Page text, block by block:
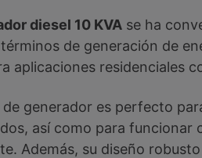
diesel 10 KVA se ha
de generación de
aplicaciones residenciales
generador es perfecto
así como para funcionar
Además, su diseño